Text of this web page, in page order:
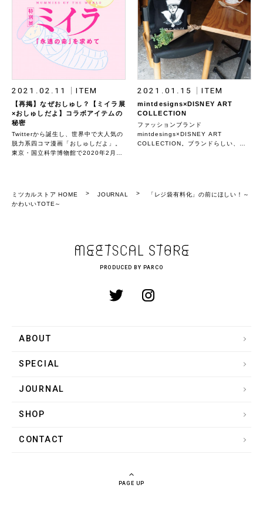
2021.02.11 ITEM
【再掲】なぜおしゅし？【ミイラ展
×おしゅしだよ】コラボアイテムの
秘密
Twitterから誕生し、世界中で大人気の
脱力系四コマ漫画「おしゅしだよ」。
東京・国立科学博物館で2020年2月24
の裏側を公開。 ＊2019年11月に公開
した記事を編集・再掲しています。商
2021.01.15 ITEM
mintdesigns×DISNEY ART
COLLECTION
ファッションブランド
mintdesings×DISNEY ART
COLLECTION。ブランドらしい、遊
ミツカルストア HOME JOURNAL
「レジ袋有料化」の前にほしい！～
かわいいTOTE～
PRODUCED BY PARCO
ABOUT
SPECIAL
JOURNAL
SHOP
CONTACT
PAGE UP